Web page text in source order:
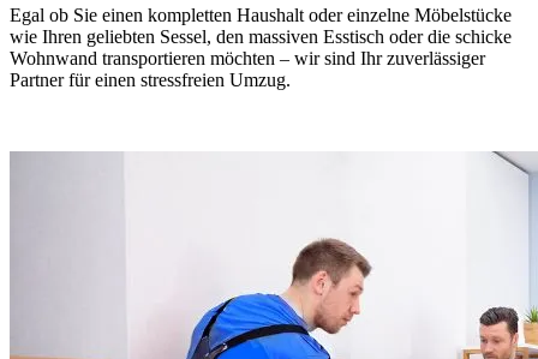
Egal ob Sie einen kompletten Haushalt oder einzelne Möbelstücke
wie Ihren geliebten Sessel, den massiven Esstisch oder die schicke
Wohnwand transportieren möchten – wir sind Ihr zuverlässiger
Partner für einen stressfreien Umzug.